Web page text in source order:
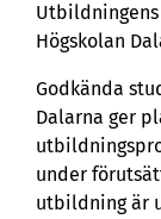
Utbildningens
Högskolan
Godkända
Dalarna ger
under
utbildning är